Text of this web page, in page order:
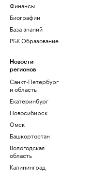
Финансы
Биографии
База знаний
РБК Образование
Новости
регионов
Санкт-Петербург
и область
Екатеринбург
Новосибирск
Омск
Башкортостан
Вологодская
область
Калининград